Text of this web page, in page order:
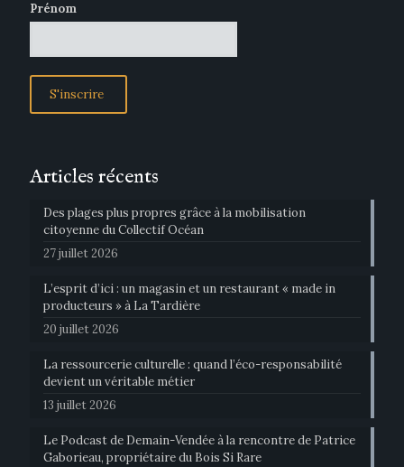
Prénom
Articles récents
Des plages plus propres grâce à la mobilisation
citoyenne du Collectif Océan
27 juillet 2026
L’esprit d’ici : un magasin et un restaurant « made in
producteurs » à La Tardière
20 juillet 2026
La ressourcerie culturelle : quand l’éco-responsabilité
devient un véritable métier
13 juillet 2026
Le Podcast de Demain-Vendée à la rencontre de Patrice
Gaborieau, propriétaire du Bois Si Rare